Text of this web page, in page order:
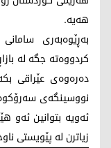
هەیە.
بەڕێوەبەری
کردووەتە جگە لە
دەرەوەی عێراقی
نووسینگەی
ئەویە بتوانین
زیاترن لە پێویستی